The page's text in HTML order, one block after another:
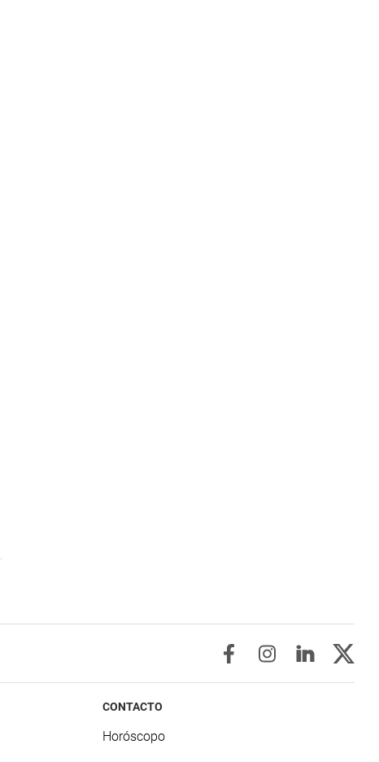
CONTACTO
Horóscopo